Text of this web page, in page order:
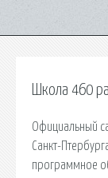
Школа 460
Официальный
Санкт-
программное